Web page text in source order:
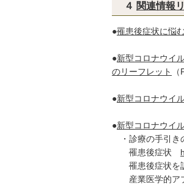
４ 関連情報
●罹患後症状に悩
●新型コロナウイ
のリーフレット
●新型コロナウイ
●新型コロナウイ
・診療の手引き
罹患後症状
罹患後症状を
産業医学的ア